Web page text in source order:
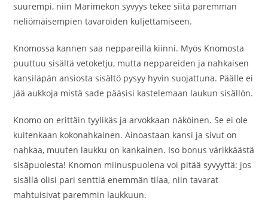
suurempi, niin Marimekon syvyys tekee siitä paremman
neliömäisempien tavaroiden kuljettamiseen.
Knomossa kannen saa neppareilla kiinni. Myös Knomosta
puuttuu sisältä vetoketju, mutta neppareiden ja nahkaisen
kansiläpän ansiosta sisältö pysyy hyvin suojattuna. Päälle ei
jää aukkoja mistä sade pääsisi kastelemaan laukun sisällön.
Knomo on erittäin tyylikäs ja arvokkaan näköinen. Se ei ole
kuitenkaan kokonahkainen. Ainoastaan kansi ja sivut on
nahkaa, muuten laukku on kankainen. Iso bonus värikkäästä
sisäpuolesta! Knomon miinuspuolena voi pitää syvyyttä: jos
sisällä olisi pari senttiä enemmän tilaa, niin tavarat
mahtuisivat paremmin laukkuun.